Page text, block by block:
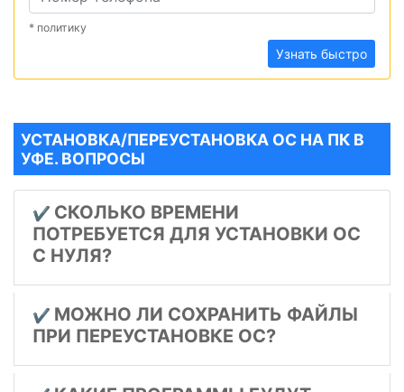
* политику
Узнать быстро
УСТАНОВКА/ПЕРЕУСТАНОВКА ОС НА ПК В
УФЕ. ВОПРОСЫ
✔️ СКОЛЬКО ВРЕМЕНИ
ПОТРЕБУЕТСЯ ДЛЯ УСТАНОВКИ ОС
С НУЛЯ?
✔️ МОЖНО ЛИ СОХРАНИТЬ ФАЙЛЫ
ПРИ ПЕРЕУСТАНОВКЕ ОС?